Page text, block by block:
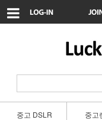
중고 DSLR 중고